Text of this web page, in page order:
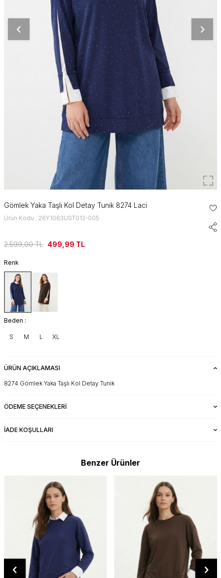
Gömlek Yaka Taşlı Kol Detay Tunik 8274 Laci
Ürün Kodu : 26Y1063UST013-005
2.599,00TL 499,99 TL
Renk
Beden :
S M L XL
ÜRÜN AÇIKLAMASI
8274 Gömlek Yaka Taşlı Kol Detay Tunik
ÖDEME SEÇENEKLERI
İADE KOŞULLARI
Benzer Ürünler